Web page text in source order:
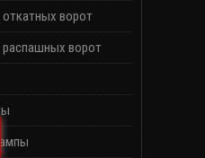
ворот
ворот